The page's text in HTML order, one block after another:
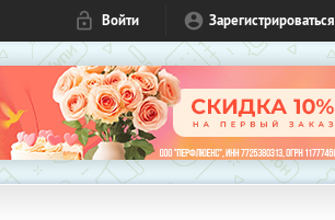
Войти Зарегистрироваться